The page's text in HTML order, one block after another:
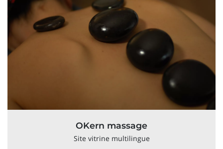
OKern massage
Site vitrine multilingue